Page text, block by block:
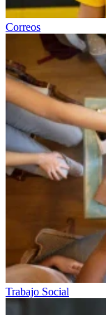
Correos
Trabajo Social